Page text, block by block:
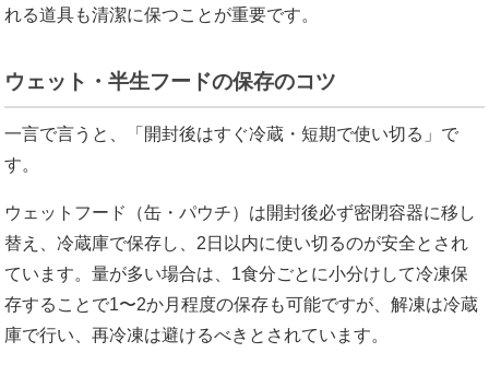
れる道具も清潔に保つことが重要です。
ウェット・半生フードの保存のコツ
一言で言うと、「開封後はすぐ冷蔵・短期で使い切る」で
す。
ウェットフード（缶・パウチ）は開封後必ず密閉容器に移し
替え、冷蔵庫で保存し、2日以内に使い切るのが安全とされ
ています。量が多い場合は、1食分ごとに小分けして冷凍保
存することで1〜2か月程度の保存も可能ですが、解凍は冷蔵
庫で行い、再冷凍は避けるべきとされています。